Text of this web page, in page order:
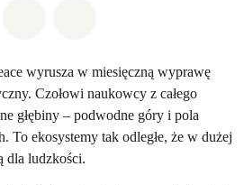
wyrusza w miesięczną wyprawę
Czołowi naukowcy z całego
głębiny – podwodne góry i pola
To ekosystemy tak odległe, że w dużej
dla ludzkości.